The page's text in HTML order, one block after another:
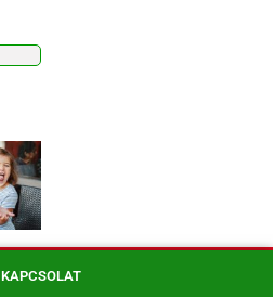
KAPCSOLAT